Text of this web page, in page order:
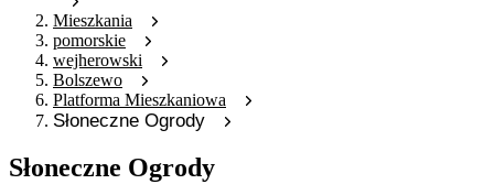
Mieszkania
pomorskie
wejherowski
Bolszewo
Platforma Mieszkaniowa
Słoneczne Ogrody
Słoneczne Ogrody